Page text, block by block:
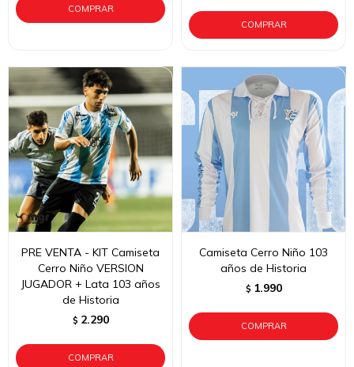
PRE VENTA - KIT Camiseta
Cerro Niño VERSION
JUGADOR + Lata 103 años
de Historia
$ 2.290
Camiseta Cerro Niño 103
años de Historia
$ 1.990